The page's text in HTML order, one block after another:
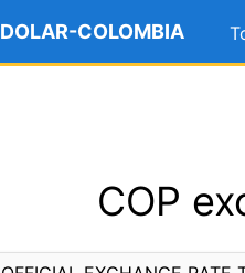
DOLAR-COLOMBIA
COP